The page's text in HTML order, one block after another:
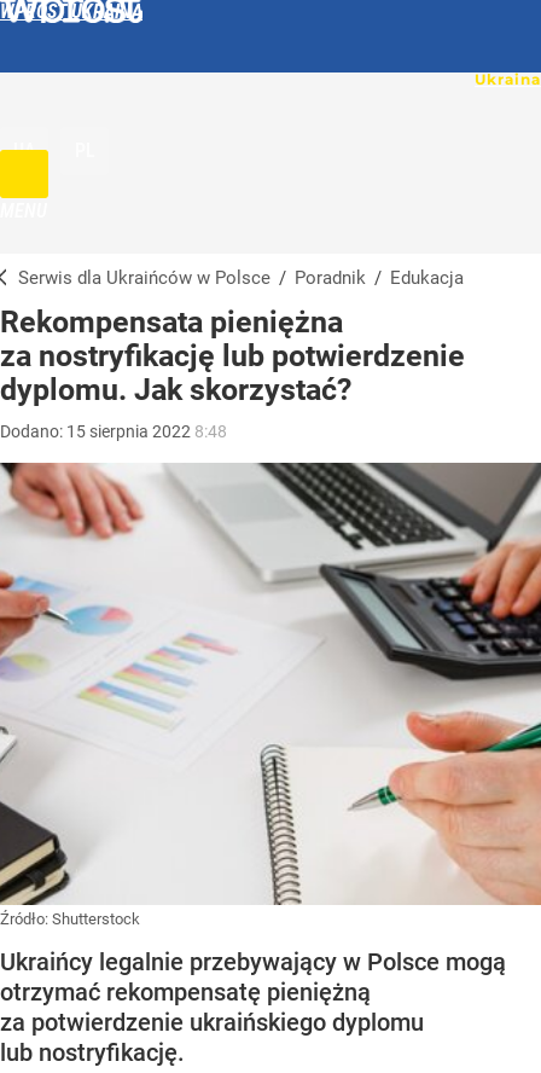
WPROST UKRAINA
UA
Serwis dla Ukraińców w Polsce / Poradnik / Edukacja
Rekompensata pieniężna
za nostryfikację lub potwierdzenie
dyplomu. Jak skorzystać?
Dodano: 15 sierpnia 2022 8:48
Źródło: Shutterstock
Ukraińcy legalnie przebywający w Polsce mogą
otrzymać rekompensatę pieniężną
za potwierdzenie ukraińskiego dyplomu
lub nostryfikację.